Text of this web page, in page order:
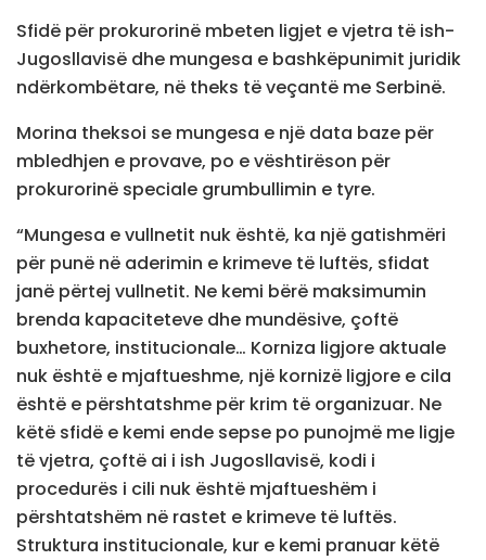
Sfidë për prokurorinë mbeten ligjet e vjetra të ish-
Jugosllavisë dhe mungesa e bashkëpunimit juridik
ndërkombëtare, në theks të veçantë me Serbinë.
Morina theksoi se mungesa e një data baze për
mbledhjen e provave, po e vështirëson për
prokurorinë speciale grumbullimin e tyre.
“Mungesa e vullnetit nuk është, ka një gatishmëri
për punë në aderimin e krimeve të luftës, sfidat
janë përtej vullnetit. Ne kemi bërë maksimumin
brenda kapaciteteve dhe mundësive, çoftë
buxhetore, institucionale… Korniza ligjore aktuale
nuk është e mjaftueshme, një kornizë ligjore e cila
është e përshtatshme për krim të organizuar. Ne
këtë sfidë e kemi ende sepse po punojmë me ligje
të vjetra, çoftë ai i ish Jugosllavisë, kodi i
procedurës i cili nuk është mjaftueshëm i
përshtatshëm në rastet e krimeve të luftës.
Struktura institucionale, kur e kemi pranuar këtë